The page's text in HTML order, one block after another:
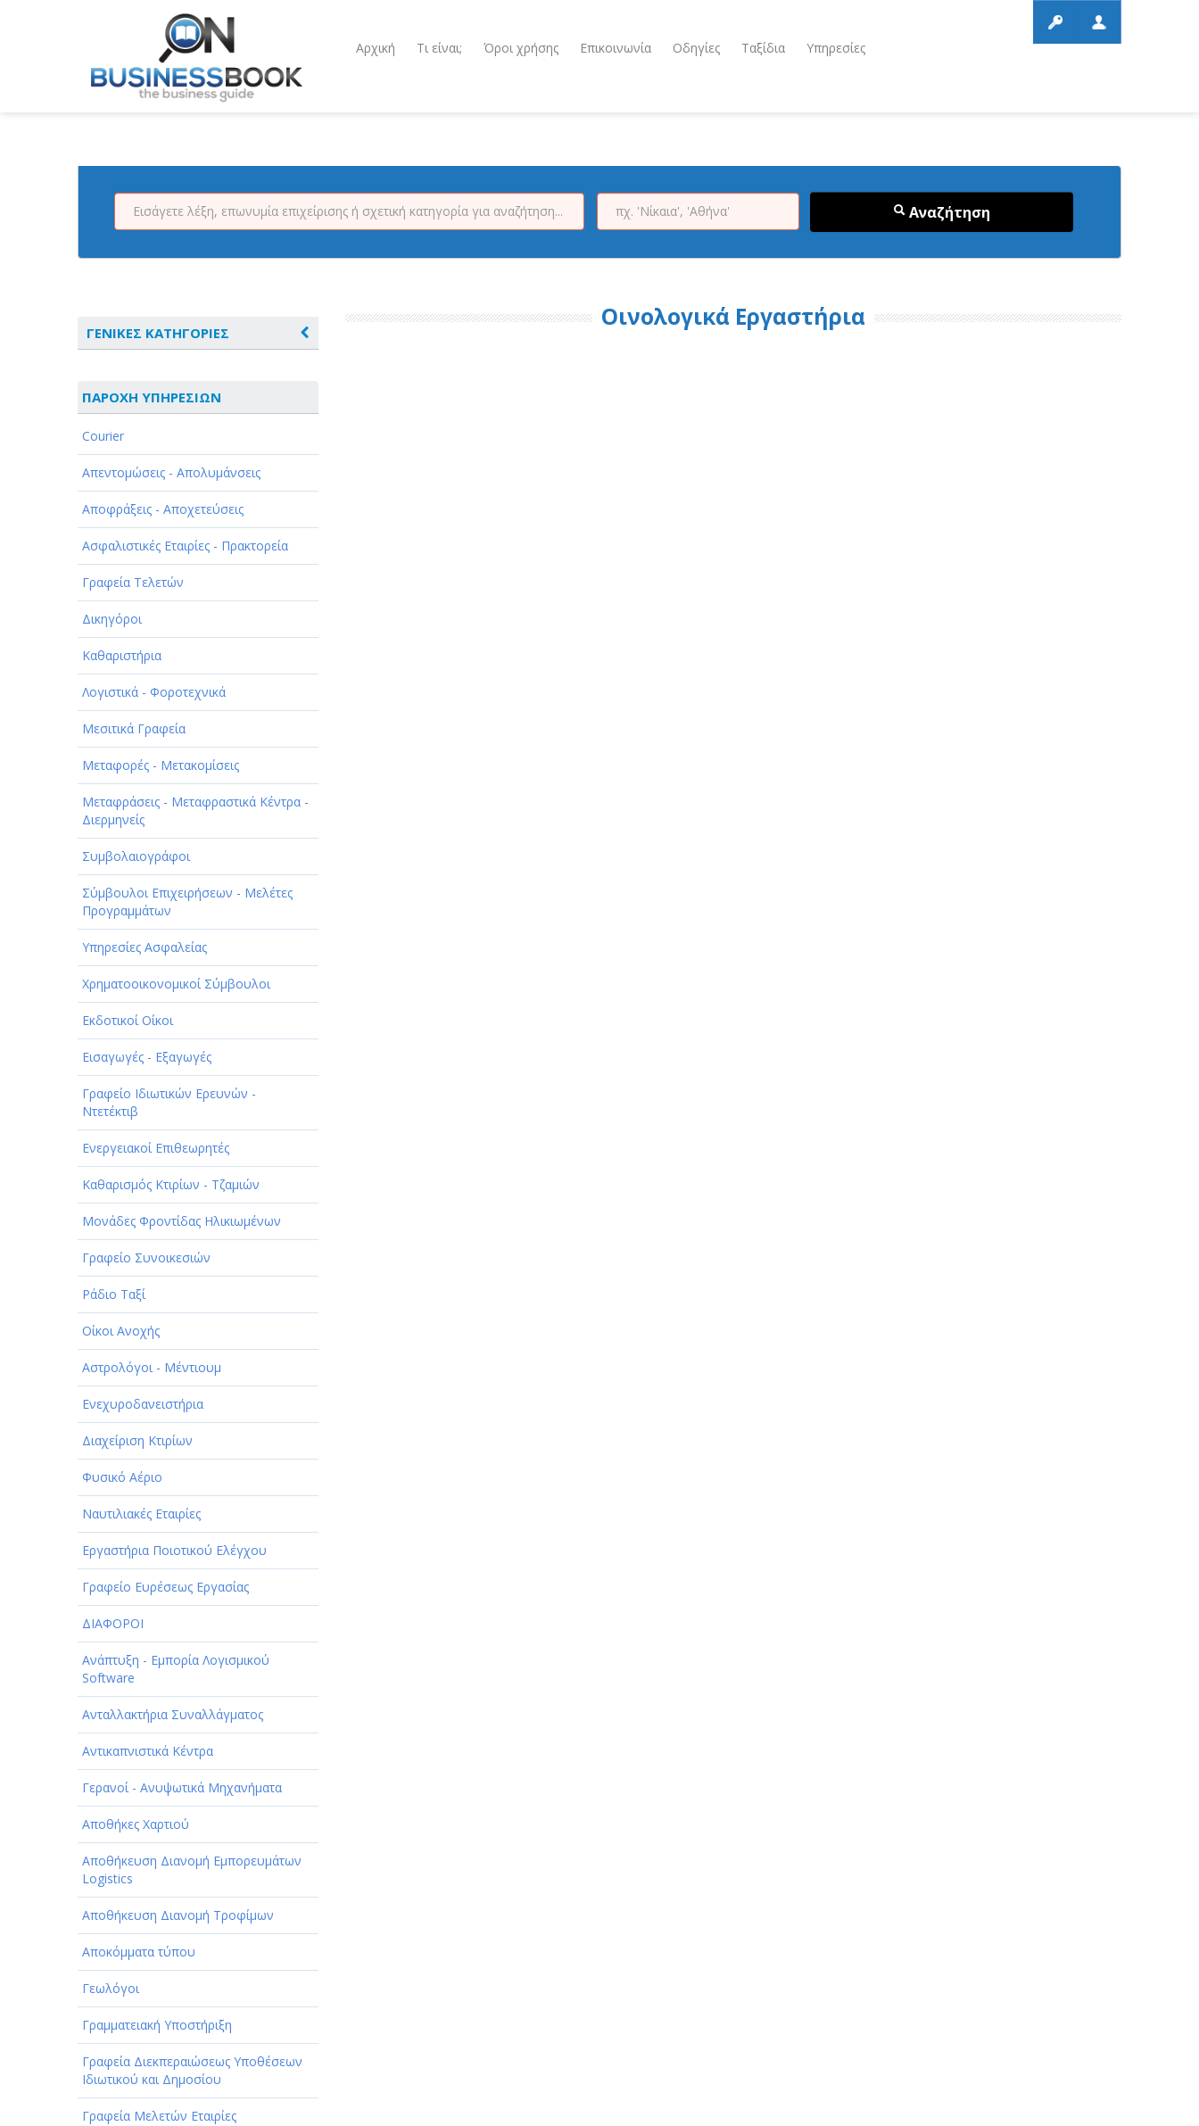
Αρχική Τι είναι; Όροι χρήσης Επικοινωνία Οδηγίες Ταξίδια Υπηρεσίες
Αναζήτηση
ΓΕΝΙΚΕΣ ΚΑΤΗΓΟΡΙΕΣ
ΑΘΛΗΤΙΣΜΟΣ
ΑΥΤΟΚΙΝΗΤΑ - ΜΗΧΑΝΕΣ - ΣΚΑΦΗ
ΔΙΑΣΚΕΔΑΣΗ - ΨΥΧΑΓΩΓΙΑ - ΤΕΧΝΕΣ
ΔΙΑΦΗΜΙΣΗ - ΜΜΕ
ΕΚΚΛΗΣΙΕΣ - ΦΙΛΑΝΘΡΩΠΙΚΑ
ΣΩΜΑΤΕΙΑ
ΕΚΠΑΙΔΕΥΣΗ - ΣΧΟΛΕΣ
ΕΜΠΟΡΙΟ - ΕΜΠΟΡΙΚΑ ΚΑΤΑΣΤΗΜΑΤΑ
ΕΡΓΟΣΤΑΣΙΑ - ΒΙΟΜΗΧΑΝΙΕΣ
ΞΕΝΟΔΟΧΕΙΑ - ΤΟΥΡΙΣΜΟΣ
ΟΜΟΡΦΙΑ
ΠΑΡΟΧΗ ΥΠΗΡΕΣΙΩΝ
ΤΕΧΝΙΚΑ - ΚΑΤΑΣΚΕΥΑΣΤΙΚΑ
ΤΕΧΝΟΛΟΓΙΑ
ΥΓΕΙΑ - ΙΑΤΡΟΙ
ΦΑΓΗΤΟ
ΠΑΡΟΧΗ ΥΠΗΡΕΣΙΩΝ
Courier
Απεντομώσεις - Απολυμάνσεις
Αποφράξεις - Αποχετεύσεις
Ασφαλιστικές Εταιρίες - Πρακτορεία
Γραφεία Τελετών
Δικηγόροι
Καθαριστήρια
Λογιστικά - Φοροτεχνικά
Μεσιτικά Γραφεία
Μεταφορές - Μετακομίσεις
Μεταφράσεις - Μεταφραστικά Κέντρα -
Διερμηνείς
Συμβολαιογράφοι
Σύμβουλοι Επιχειρήσεων - Μελέτες
Προγραμμάτων
Υπηρεσίες Ασφαλείας
Χρηματοοικονομικοί Σύμβουλοι
Εκδοτικοί Οίκοι
Εισαγωγές - Εξαγωγές
Γραφείο Ιδιωτικών Ερευνών -
Ντετέκτιβ
Ενεργειακοί Επιθεωρητές
Καθαρισμός Κτιρίων - Τζαμιών
Μονάδες Φροντίδας Ηλικιωμένων
Γραφείο Συνοικεσιών
Ράδιο Ταξί
Οίκοι Ανοχής
Αστρολόγοι - Μέντιουμ
Ενεχυροδανειστήρια
Διαχείριση Κτιρίων
Φυσικό Αέριο
Ναυτιλιακές Εταιρίες
Εργαστήρια Ποιοτικού Ελέγχου
Γραφείο Ευρέσεως Εργασίας
ΔΙΑΦΟΡΟΙ
Ανάπτυξη - Εμπορία Λογισμικού
Software
Ανταλλακτήρια Συναλλάγματος
Αντικαπνιστικά Κέντρα
Γερανοί - Ανυψωτικά Μηχανήματα
Αποθήκες Χαρτιού
Αποθήκευση Διανομή Εμπορευμάτων
Logistics
Αποθήκευση Διανομή Τροφίμων
Αποκόμματα τύπου
Γεωλόγοι
Γραμματειακή Υποστήριξη
Γραφεία Διεκπεραιώσεως Υποθέσεων
Ιδιωτικού και Δημοσίου
Γραφεία Μελετών Εταιρίες
Οινολογικά Εργαστήρια